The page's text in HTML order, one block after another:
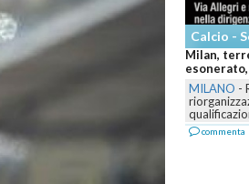
- Serie A
terremoto dopo il flop Champions: Allegri
via tutta la dirigenza
sportiva dopo la mancata